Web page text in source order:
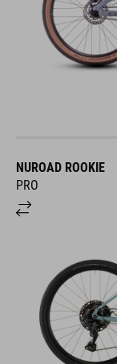
NUROAD ROOKIE
PRO